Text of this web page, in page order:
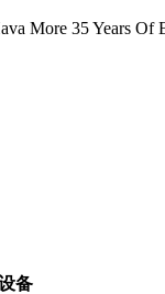
More 35 Years Of
备